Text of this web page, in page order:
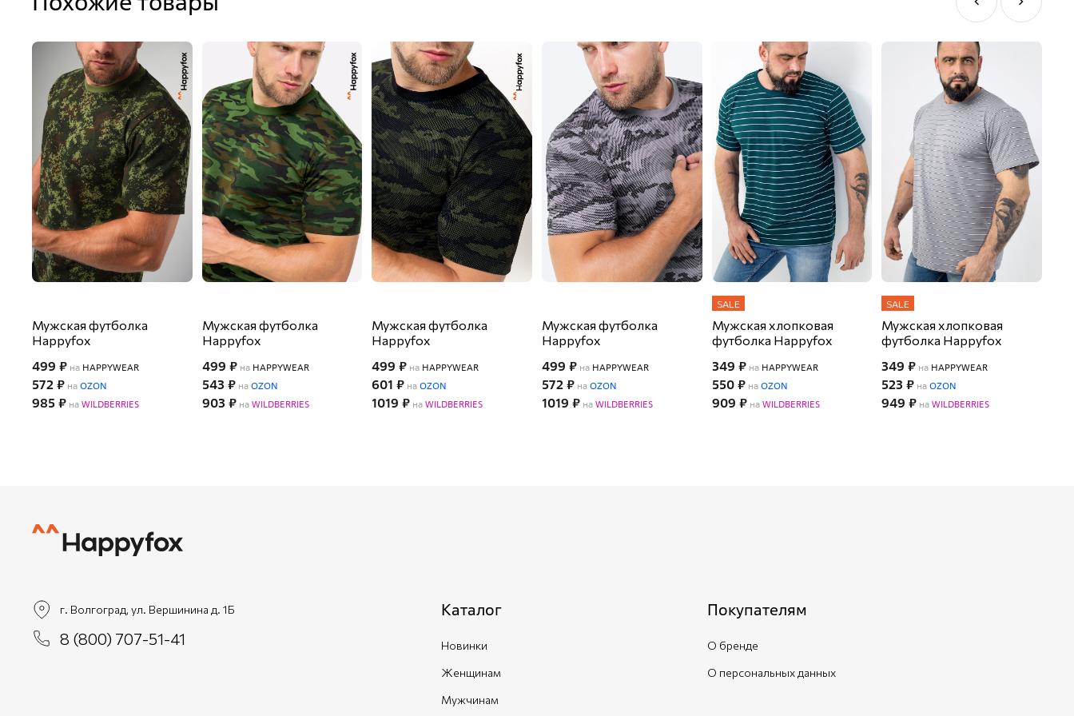
Мужская футболка
Happyfox
499 ₽ на HAPPYWEAR
572 ₽ наOZON
985 ₽ наWILDBERRIES
Мужская футболка
Happyfox
499 ₽на HAPPYWEAR
543 ₽наOZON
903 ₽наWILDBERRIES
Мужская футболка
Happyfox
499 ₽ на HAPPYWEAR
601 ₽ наOZON
1019 ₽ наWILDBERRIES
Мужская футболка
Happyfox
499 ₽на HAPPYWEAR
572 ₽наOZON
1019 ₽наWILDBERRIES
SALE
Мужская хлопковая
футболка Happyfox
349 ₽на HAPPYWEAR
550 ₽наOZON
909 ₽наWILDBERRIES
SALE
Мужская хлопковая
футболка Happyfox
349 ₽ на HAPPYWEAR
523 ₽ наOZON
949 ₽ наWILDBERRIES
г. Волгоград, ул. Вершинина д. 1Б
8 (800) 707-51-41
Каталог
Новинки
Женщинам
Мужчинам
Покупателям
О бренде
О персональных данных